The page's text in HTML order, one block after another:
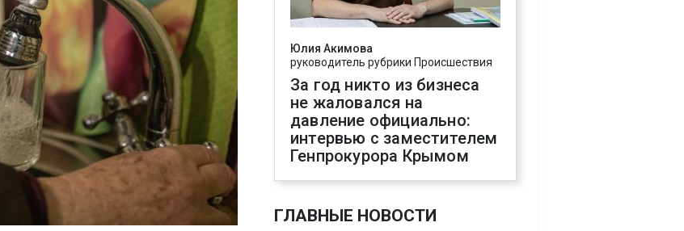
Юлия Акимова
руководитель рубрики Происшествия
За год никто из бизнеса
не жаловался на
давление официально:
интервью с заместителем
Генпрокурора Крымом
ГЛАВНЫЕ НОВОСТИ